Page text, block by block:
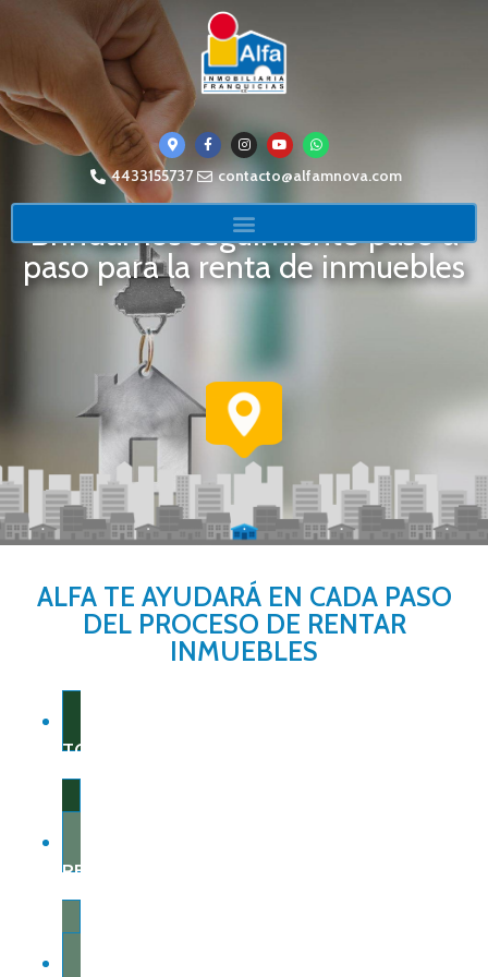
4433155737 contacto@alfamnova.com
Brindamos seguimiento paso a
paso para la renta de inmuebles
ALFA TE AYUDARÁ EN CADA PASO
DEL PROCESO DE RENTAR
INMUEBLES
TOTAL GARANTÍA
RED ALFA